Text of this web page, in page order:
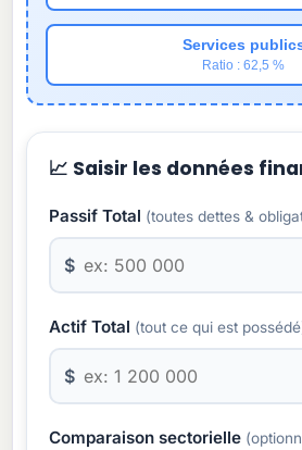
Services
Ratio : 62,5 %
📈 Saisir les données
Passif Total (toutes dettes &
$
Actif Total (tout ce qui est
$
Comparaison sectorielle